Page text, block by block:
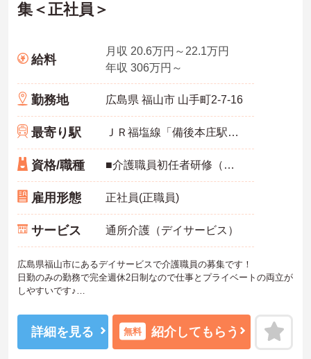
集＜正社員＞
給料
月収 20.6万円～22.1万円
年収 306万円～
勤務地 広島県 福山市 山手町2-7-16
最寄り駅 ＪＲ福塩線「備後本庄駅」バス・車6分
資格/職種 ■介護職員初任者研修（ホームヘルパー2級）以上必須 ■経験必須 ■普通自動車運転免許必須
雇用形態 正社員(正職員)
サービス 通所介護（デイサービス）
広島県福山市にあるデイサービスで介護職員の募集です！
日勤のみの勤務で完全週休2日制なので仕事とプライベートの両立が
しやすいです♪
整っています！
ご興味ある方は面接ポイントをお伝えしますので、お気軽にご連絡
詳細を見る 無料 紹介してもらう